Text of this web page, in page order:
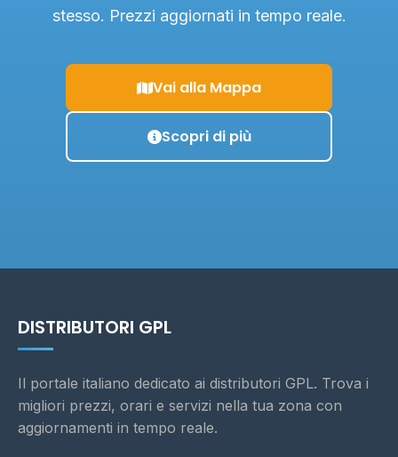
stesso. Prezzi aggiornati in tempo reale.
Vai alla Mappa
Scopri di più
DISTRIBUTORI GPL
Il portale italiano dedicato ai distributori GPL. Trova i
migliori prezzi, orari e servizi nella tua zona con
aggiornamenti in tempo reale.